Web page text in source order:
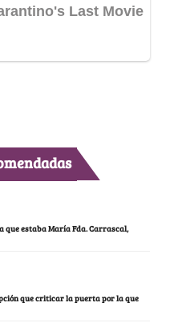
que estaba María Fda. Carrascal,
que criticar la puerta por la que